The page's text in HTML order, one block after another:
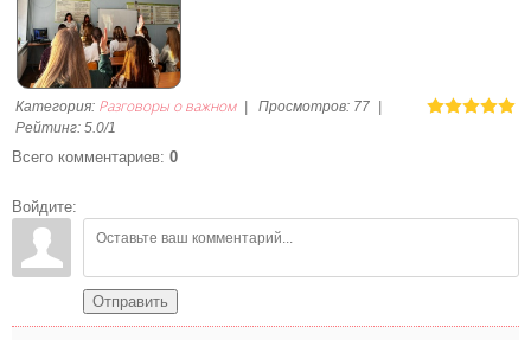
Категория: Разговоры о важном Просмотров: 77
Рейтинг: 5.0/1
Всего комментариев: 0
Войдите:
Отправить